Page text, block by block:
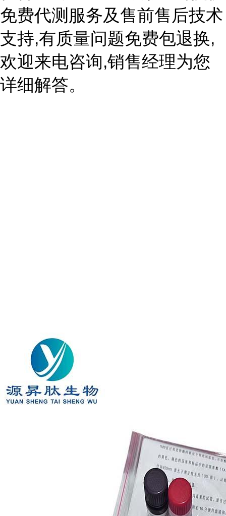
免费代测服务及售前售后技术
支持,有质量问题免费包退换,
欢迎来电咨询,销售经理为您
详细解答。